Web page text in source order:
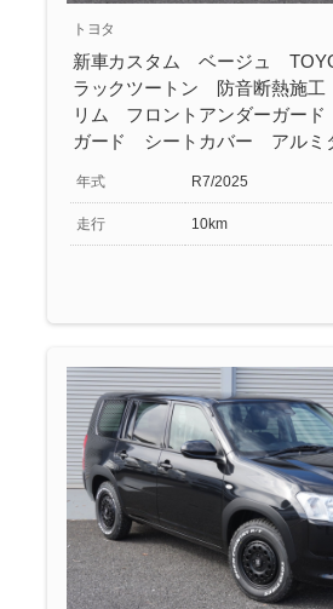
トヨタ
新車カスタム ベージュ
ラックツートン 防音断熱施
リム フロントアンダーガー
ガード シートカバー アルミ
年式 R7/2025
走行 10km